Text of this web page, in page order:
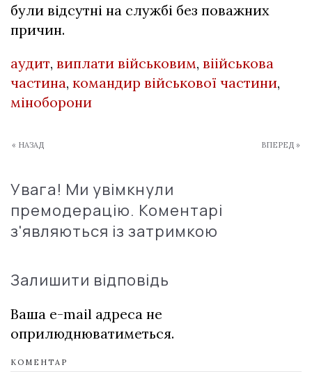
були відсутні на службі без поважних
причин.
аудит, виплати військовим, віійськова
частина, командир військової частини,
міноборони
« НАЗАД ВПЕРЕД »
Увага! Ми увімкнули
премодерацію. Коментарі
з'являються із затримкою
Залишити відповідь
Ваша e-mail адреса не
оприлюднюватиметься.
КОМЕНТАР